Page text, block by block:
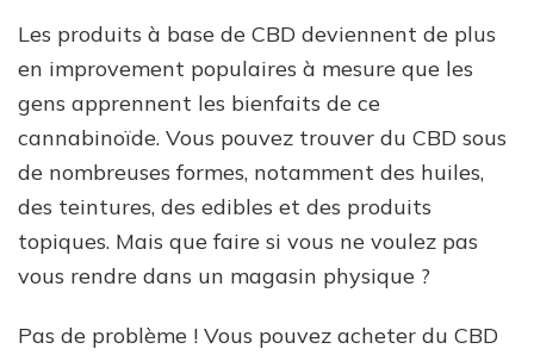
Les produits à base de CBD deviennent de plus
en improvement populaires à mesure que les
gens apprennent les bienfaits de ce
cannabinoïde. Vous pouvez trouver du CBD sous
de nombreuses formes, notamment des huiles,
des teintures, des edibles et des produits
topiques. Mais que faire si vous ne voulez pas
vous rendre dans un magasin physique ?
Pas de problème ! Vous pouvez acheter du CBD